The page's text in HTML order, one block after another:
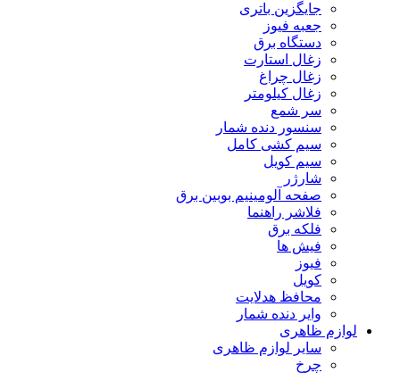
جایگزین باتری
جعبه فیوز
دستگاه برق
زغال استارت
زغال چراغ
زغال کیلومتر
سر شمع
سنسور دنده شمار
سیم کشی کامل
سیم کویل
شارژر
صفحه آلومینیم بوبین برق
فلاشر راهنما
فلکه برق
فیش ها
فیوز
کویل
محافظ هدلایت
وایر دنده شمار
لوازم ظاهری
سایر لوازم ظاهری
چرخ